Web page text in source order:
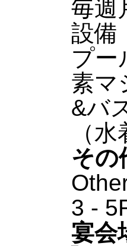
毎週
設備
プー
素マ
&バ
（
その
3 -
宴会